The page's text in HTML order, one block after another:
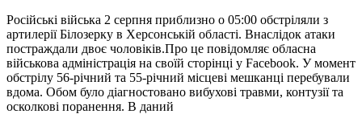
Російські війська 2 серпня приблизно о 05:00 обстріляли з
артилерії Білозерку в Херсонській області. Внаслідок атаки
постраждали двоє чоловіків.Про це повідомляє обласна
військова адміністрація на своїй сторінці у Facebook. У момент
обстрілу 56-річний та 55-річний місцеві мешканці перебували
вдома. Обом було діагностовано вибухові травми, контузії та
осколкові поранення. В даний